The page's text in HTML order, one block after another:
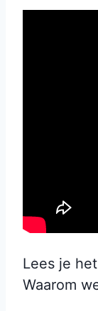
Lees je
Waarom